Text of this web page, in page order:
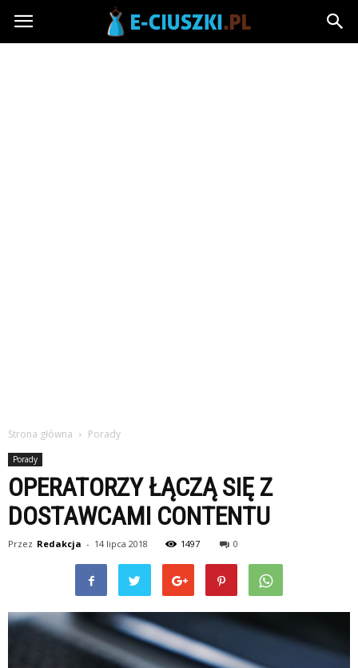
Strona główna Porady
Porady
OPERATORZY ŁĄCZĄ SIĘ Z
DOSTAWCAMI CONTENTU
Przez Redakcja - 14 lipca 2018 1497 0